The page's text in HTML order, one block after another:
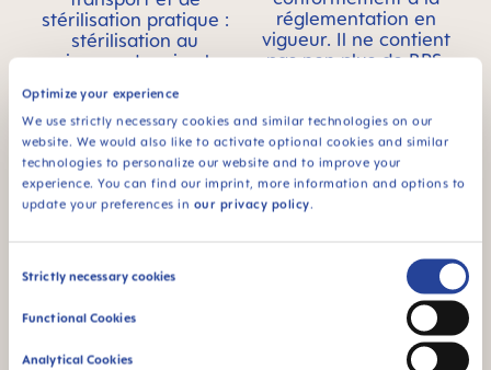
Optimize your experience
We use strictly necessary cookies and similar technologies on our
website. We would also like to activate optional cookies and similar
technologies to personalize our website and to improve your
experience. You can find our imprint, more information and options to
update your preferences in our privacy policy.
Consent
Strictly necessary cookies
Functional Cookies
Analytical Cookies
stérilisation pratique :
stérilisation au
micro-ondes simple
et ultra rapide
réglementation en
vigueur. Il ne contient
pas non plus de BPS.
de la tétine :
par les bébés, pour